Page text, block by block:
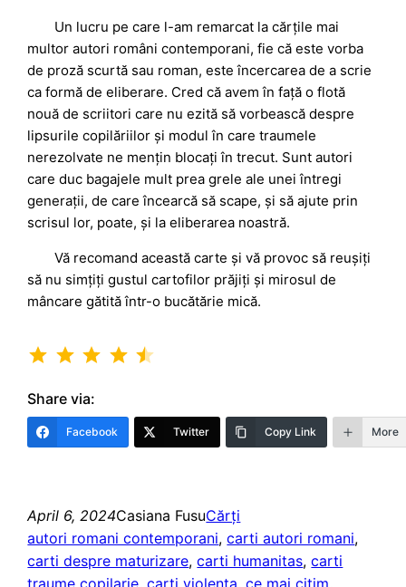
Un lucru pe care l-am remarcat la cărțile mai
multor autori români contemporani, fie că este vorba
de proză scurtă sau roman, este încercarea de a scrie
ca formă de eliberare. Cred că avem în față o flotă
nouă de scriitori care nu ezită să vorbească despre
lipsurile copilăriilor și modul în care traumele
nerezolvate ne mențin blocați în trecut. Sunt autori
care duc bagajele mult prea grele ale unei întregi
generații, de care încearcă să scape, și să ajute prin
scrisul lor, poate, și la eliberarea noastră.
Vă recomand această carte și vă provoc să reușiți
să nu simțiți gustul cartofilor prăjiți și mirosul de
mâncare gătită într-o bucătărie mică.
Share via:
Facebook Twitter Copy Link More
April 6, 2024Casiana FusuCărți
autori romani contemporani, carti autori romani
carti despre maturizare, carti humanitas, carti